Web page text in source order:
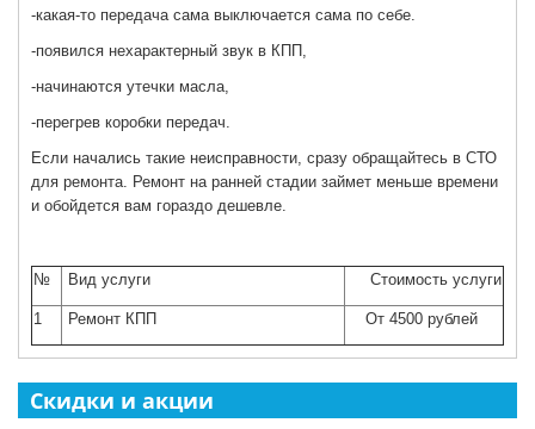
-какая-то передача сама выключается сама по себе.
-появился нехарактерный звук в КПП,
-начинаются утечки масла,
-перегрев коробки передач.
Если начались такие неисправности, сразу обращайтесь в СТО
для ремонта. Ремонт на ранней стадии займет меньше времени
и обойдется вам гораздо дешевле.
№ Вид услуги Стоимость услуги
1 Ремонт КПП От 4500 рублей
Скидки и акции